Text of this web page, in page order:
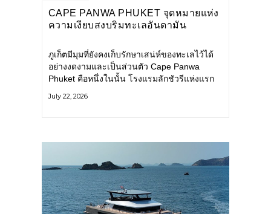
CAPE PANWA PHUKET จุดหมายแห่ง
ความเงียบสงบริมทะเลอันดามัน
ภูเก็ตมีมุมที่ยังคงเก็บรักษาเสน่ห์ของทะเลไว้ได้
อย่างงดงามและเป็นส่วนตัว Cape Panwa
Phuket คือหนึ่งในนั้น โรงแรมลักชัวรีแห่งแรก
แหลมพันวา ทางตะวันออกเฉียงใต้ของเกาะ
July 22, 2026